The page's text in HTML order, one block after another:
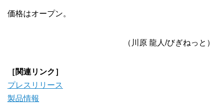
価格はオープン。
（川原 龍人/びぎねっと）
［関連リンク］
プレスリリース
製品情報